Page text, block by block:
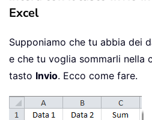
Excel
Supponiamo che tu abbia dei
e che tu voglia sommarli nella
tasto Invio. Ecco come fare.